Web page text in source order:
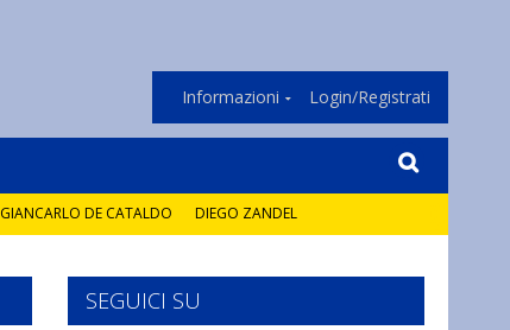
Informazioni Login/Registrati
GIANCARLO DE CATALDO DIEGO ZANDEL
SEGUICI SU